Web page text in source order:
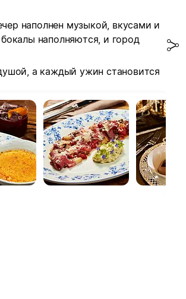
наполнен музыкой, вкусами и
наполняются, и город
а каждый ужин становится